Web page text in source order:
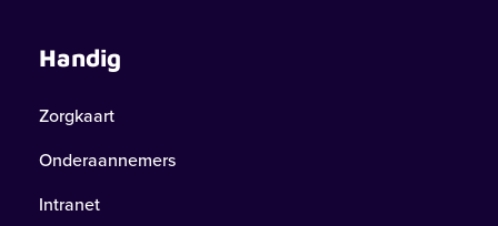
Handig
Zorgkaart
Onderaannemers
Intranet